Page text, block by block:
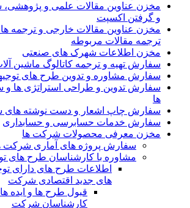
و گرفتن اکسپت
مخزن عناوین مقالات خارجی و ترجمه
ترجمه مقالات مربوطه
مخزن اطلاعات شهرک های صنعتی
سفارش تهیه و ترجمه کاتالوگ ماشین
سفارش مشاوره و تدوین طرح های
سفارش تدوین و طراحی استراتژی ها
ها
سفارش چاپ اشعار و دست نوشته های
سفارش خدمات حسابرسی و حسابداری
مخزن معرفی محصولات شرکت ها
سفارش پروژه های آماری شرکت
مشاوره با کارشناسان طرح های
اطلاعات طرح های دارای
های جدید اقتصادی شرکت
قبول طرح ها و ایده
کارشناسان شرکت